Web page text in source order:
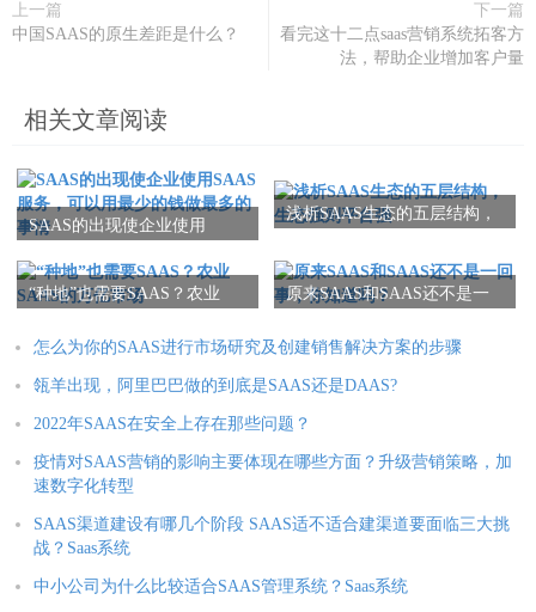
上一篇
中国SAAS的原生差距是什么？
下一篇
看完这十二点saas营销系统拓客方
法，帮助企业增加客户量
相关文章阅读
SAAS的出现使企业使用
做最多的事情
浅析SAAS生态的五层结构，
“种地”也需要SAAS？农业
原来SAAS和SAAS还不是一
怎么为你的SAAS进行市场研究及创建销售解决方案的步骤
瓴羊出现，阿里巴巴做的到底是SAAS还是DAAS?
2022年SAAS在安全上存在那些问题？
疫情对SAAS营销的影响主要体现在哪些方面？升级营销策略，加
速数字化转型
SAAS渠道建设有哪几个阶段 SAAS适不适合建渠道要面临三大挑
战？Saas系统
中小公司为什么比较适合SAAS管理系统？Saas系统